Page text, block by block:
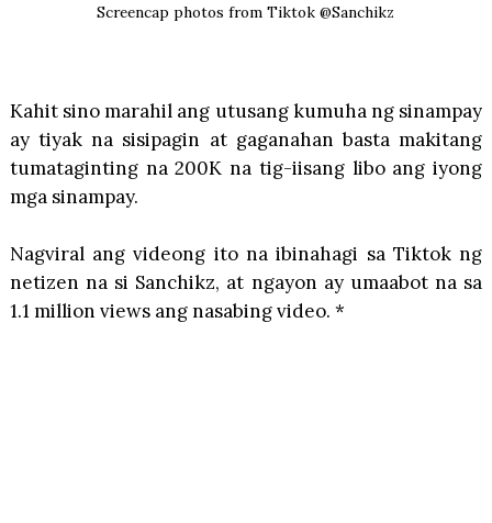
Screencap photos from Tiktok @Sanchikz
Kahit sino marahil ang utusang kumuha ng sinampay
ay tiyak na sisipagin at gaganahan basta makitang
tumataginting na 200K na tig-iisang libo ang iyong
mga sinampay.
Nagviral ang videong ito na ibinahagi sa Tiktok ng
netizen na si Sanchikz, at ngayon ay umaabot na sa
1.1 million views ang nasabing video. *